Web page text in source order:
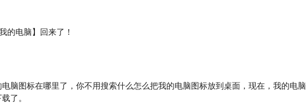
的电脑】回来了！
脑图标在哪里了，你不用搜索什么怎么把我的电脑图标放到桌面，现在，我的电脑
了。